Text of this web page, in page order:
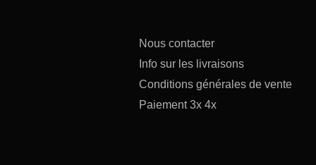
Nous contacter
Info sur les livraisons
Conditions générales de vente
Paiement 3x 4x